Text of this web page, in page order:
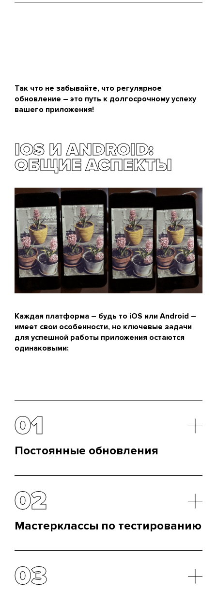
Так что не забывайте, что регулярное
обновление – это путь к долгосрочному успеху
вашего приложения!
IOS И ANDROID:
ОБЩИЕ АСПЕКТЫ
Каждая платформа – будь то iOS или Android –
имеет свои особенности, но ключевые задачи
для успешной работы приложения остаются
одинаковыми:
01
Постоянные обновления
Без регулярных обновлений даже самое
И iOS, и Android требуют, чтобы вы постоянно
вносили улучшения, чтобы не отставать от
02
Мастерклассы по тестированию
Независимо от платформы, тестирование – это
позволяющее выявить ошибки до того, как они
станут проблемой для пользователей.
03